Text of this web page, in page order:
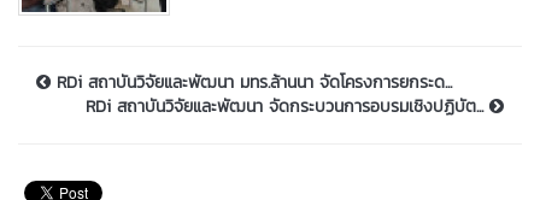
RDi สถาบันวิจัยและพัฒนา มทร.ล้านนา จัดโครงการยกระด...
RDi สถาบันวิจัยและพัฒนา จัดกระบวนการอบรมเชิงปฏิบัต...